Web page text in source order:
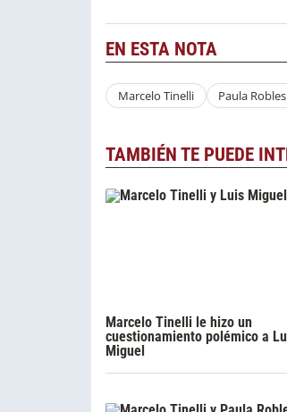
EN ESTA NOTA
Marcelo Tinelli Paula Robles
TAMBIÉN TE PUEDE
Marcelo Tinelli le hizo un
cuestionamiento polémico a
Miguel